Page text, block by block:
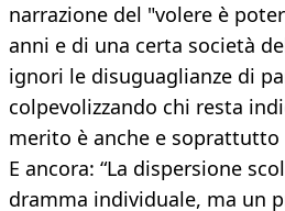
narrazione del "volere è
anni e di una certa società
ignori le disuguaglianze di
colpevolizzando chi resta
merito è anche e soprattutto
E ancora: “La dispersione
dramma individuale, ma un